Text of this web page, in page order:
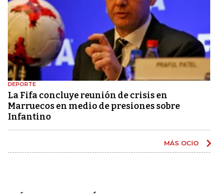
DEPORTE
La Fifa concluye reunión de crisis en
Marruecos en medio de presiones sobre
Infantino
MÁS OCIO